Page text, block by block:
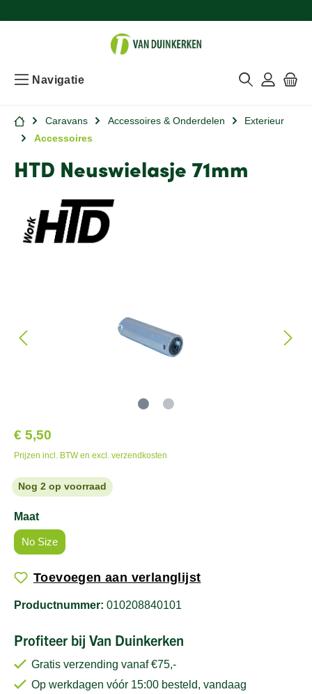
Navigatie
Caravans Accessoires & Onderdelen
Exterieur
Accessoires
HTD Neuswielasje 71mm
€ 5,50
Prijzen incl. BTW en excl. verzendkosten
Nog 2 op voorraad
Maat
No Size
Toevoegen aan verlanglijst
Productnummer: 010208840101
Profiteer bij Van Duinkerken
Gratis verzending vanaf €75,-
Op werkdagen vóór 15:00 besteld, vandaag